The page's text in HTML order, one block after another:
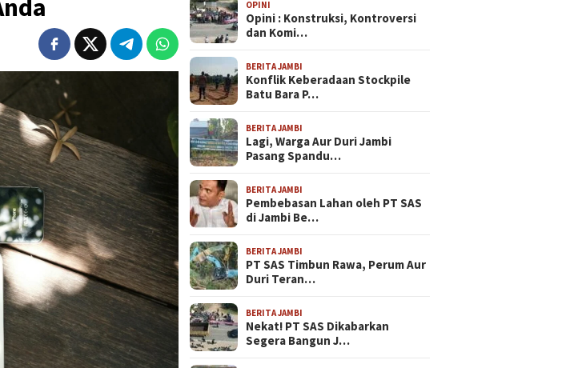
OPINI
Opini : Konstruksi, Kontroversi
dan Komi…
BERITA JAMBI
Konflik Keberadaan Stockpile
Batu Bara P…
BERITA JAMBI
Lagi, Warga Aur Duri Jambi
Pasang Spandu…
BERITA JAMBI
Pembebasan Lahan oleh PT SAS
di Jambi Be…
BERITA JAMBI
PT SAS Timbun Rawa, Perum Aur
Duri Teran…
BERITA JAMBI
Nekat! PT SAS Dikabarkan
Segera Bangun J…